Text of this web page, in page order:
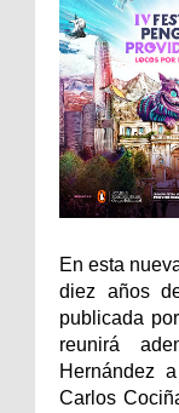
En esta
diez años
publicada
reunirá
Hernández
Carlos